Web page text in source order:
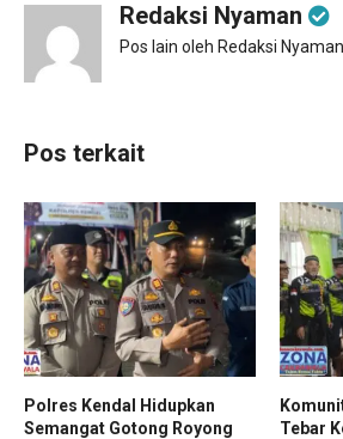
Redaksi Nyaman
Pos lain oleh Redaksi Nyaman
Pos terkait
Polres Kendal Hidupkan
Semangat Gotong Royong
Tebar